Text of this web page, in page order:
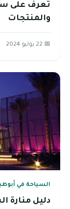
تعرف على
والمنتجات
📅 22 يوليو 2024
السياحة في
دليل منارة